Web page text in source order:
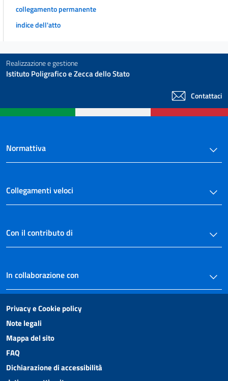
collegamento permanente
indice dell'atto
Realizzazione e gestione
Istituto Poligrafico e Zecca dello Stato
Contattaci
Normattiva
Collegamenti veloci
Con il contributo di
In collaborazione con
Privacy e Cookie policy
Note legali
Mappa del sito
FAQ
Dichiarazione di accessibilità